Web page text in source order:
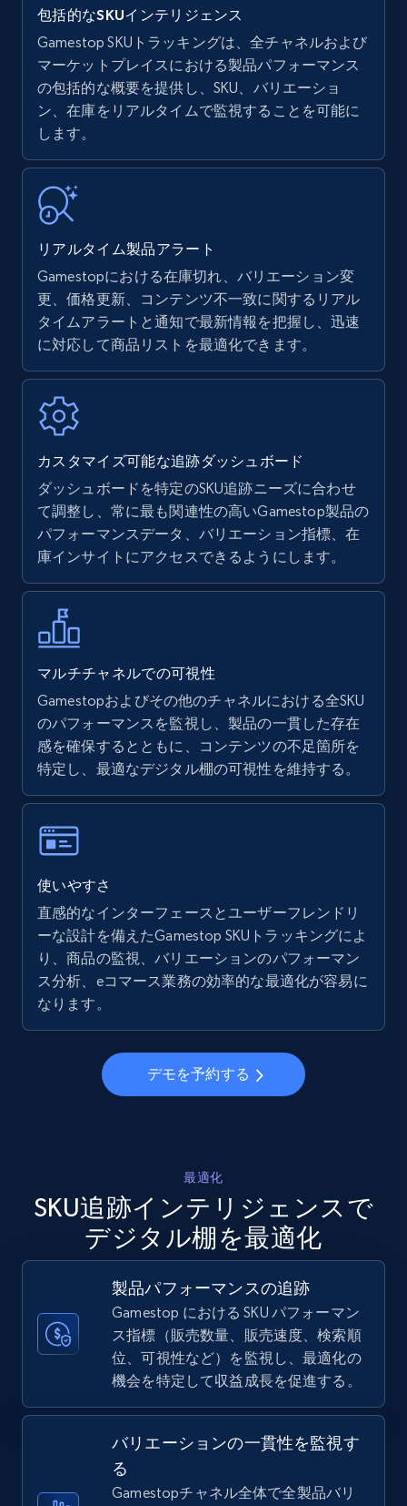
Amazon products - find products by using
upc numbers
Title, Seller name, Brand, Description, Initial
price, Currency, Availability, Reviews count, and
Amazon Reviews
URL, Product name, Product rating, Product
Author name, Asin, and more.
7.4K+
Walmart - products
URL, Final price, Sku, Currency, Gtin,
more.
5.6K+
Walmart - products - Find new products by
using specific category URL
URL, Final price, Sku, Currency, Gtin,
Specifications, Image urls, Top reviews, and
more.
Walmart - products - Collects products by
specific keywords
URL, Final price, Sku, Currency, Gtin,
Specifications, Image urls, Top reviews, and
876+ 今すぐ始める
Walmart - products - Discover products by
using sku numbers
URL, Final price, Sku, Currency, Gtin,
Specifications, Image urls, Top reviews, and
876+ 今すぐ始める
TikTok Shop
URL, Title, Available, Description, Currency, Initial
price, Final price, Discount percent, and more.
包括的なSKUインテリジェンス
Gamestop SKUトラッキングは、全チャネルおよび
マーケットプレイスにおける製品パフォーマンス
の包括的な概要を提供し、SKU、バリエーショ
ン、在庫をリアルタイムで監視することを可能に
します。
リアルタイム製品アラート
Gamestopにおける在庫切れ、バリエーション変
更、価格更新、コンテンツ不一致に関するリアル
タイムアラートと通知で最新情報を把握し、迅速
に対応して商品リストを最適化できます。
カスタマイズ可能な追跡ダッシュボード
ダッシュボードを特定のSKU追跡ニーズに合わせ
て調整し、常に最も関連性の高いGamestop製品の
パフォーマンスデータ、バリエーション指標、在
庫インサイトにアクセスできるようにします。
マルチチャネルでの可視性
Gamestopおよびその他のチャネルにおける全SKU
のパフォーマンスを監視し、製品の一貫した存在
感を確保するとともに、コンテンツの不足箇所を
特定し、最適なデジタル棚の可視性を維持する。
使いやすさ
直感的なインターフェースとユーザーフレンドリ
ーな設計を備えたGamestop SKUトラッキングによ
り、商品の監視、バリエーションのパフォーマン
ス分析、eコマース業務の効率的な最適化が容易に
なります。
デモを予約する
最適化
SKU追跡インテリジェンスで
デジタル棚を最適化
製品パフォーマンスの追跡
Gamestop における SKU パフォーマン
ス指標（販売数量、販売速度、検索順
位、可視性など）を監視し、最適化の
機会を特定して収益成長を促進する。
バリエーションの一貫性を監視す
る
Gamestopチャネル全体で全製品バリ